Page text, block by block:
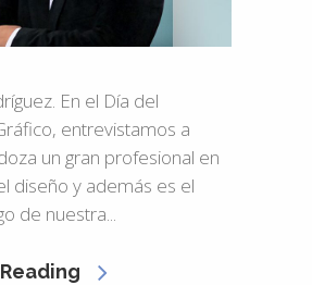
En el Día del
entrevistamos a
un gran profesional en
diseño y además es el
de nuestra...